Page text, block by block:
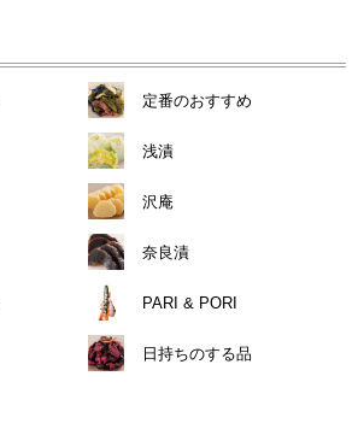
定番のおすすめ
浅漬
沢庵
奈良漬
PARI & PORI
日持ちのする品